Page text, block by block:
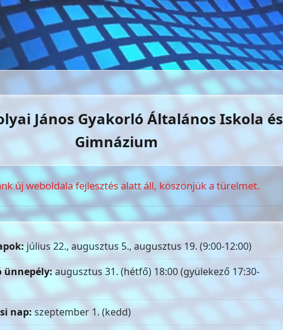
János Gyakorló Általános Iskola és
Gimnázium
új weboldala fejlesztés alatt áll, köszönjük a türelmet.
július 22., augusztus 5., augusztus 19. (9:00-12:00)
ünnepély:augusztus 31. (hétfő) 18:00 (gyülekező 17:30-
nap:szeptember 1. (kedd)